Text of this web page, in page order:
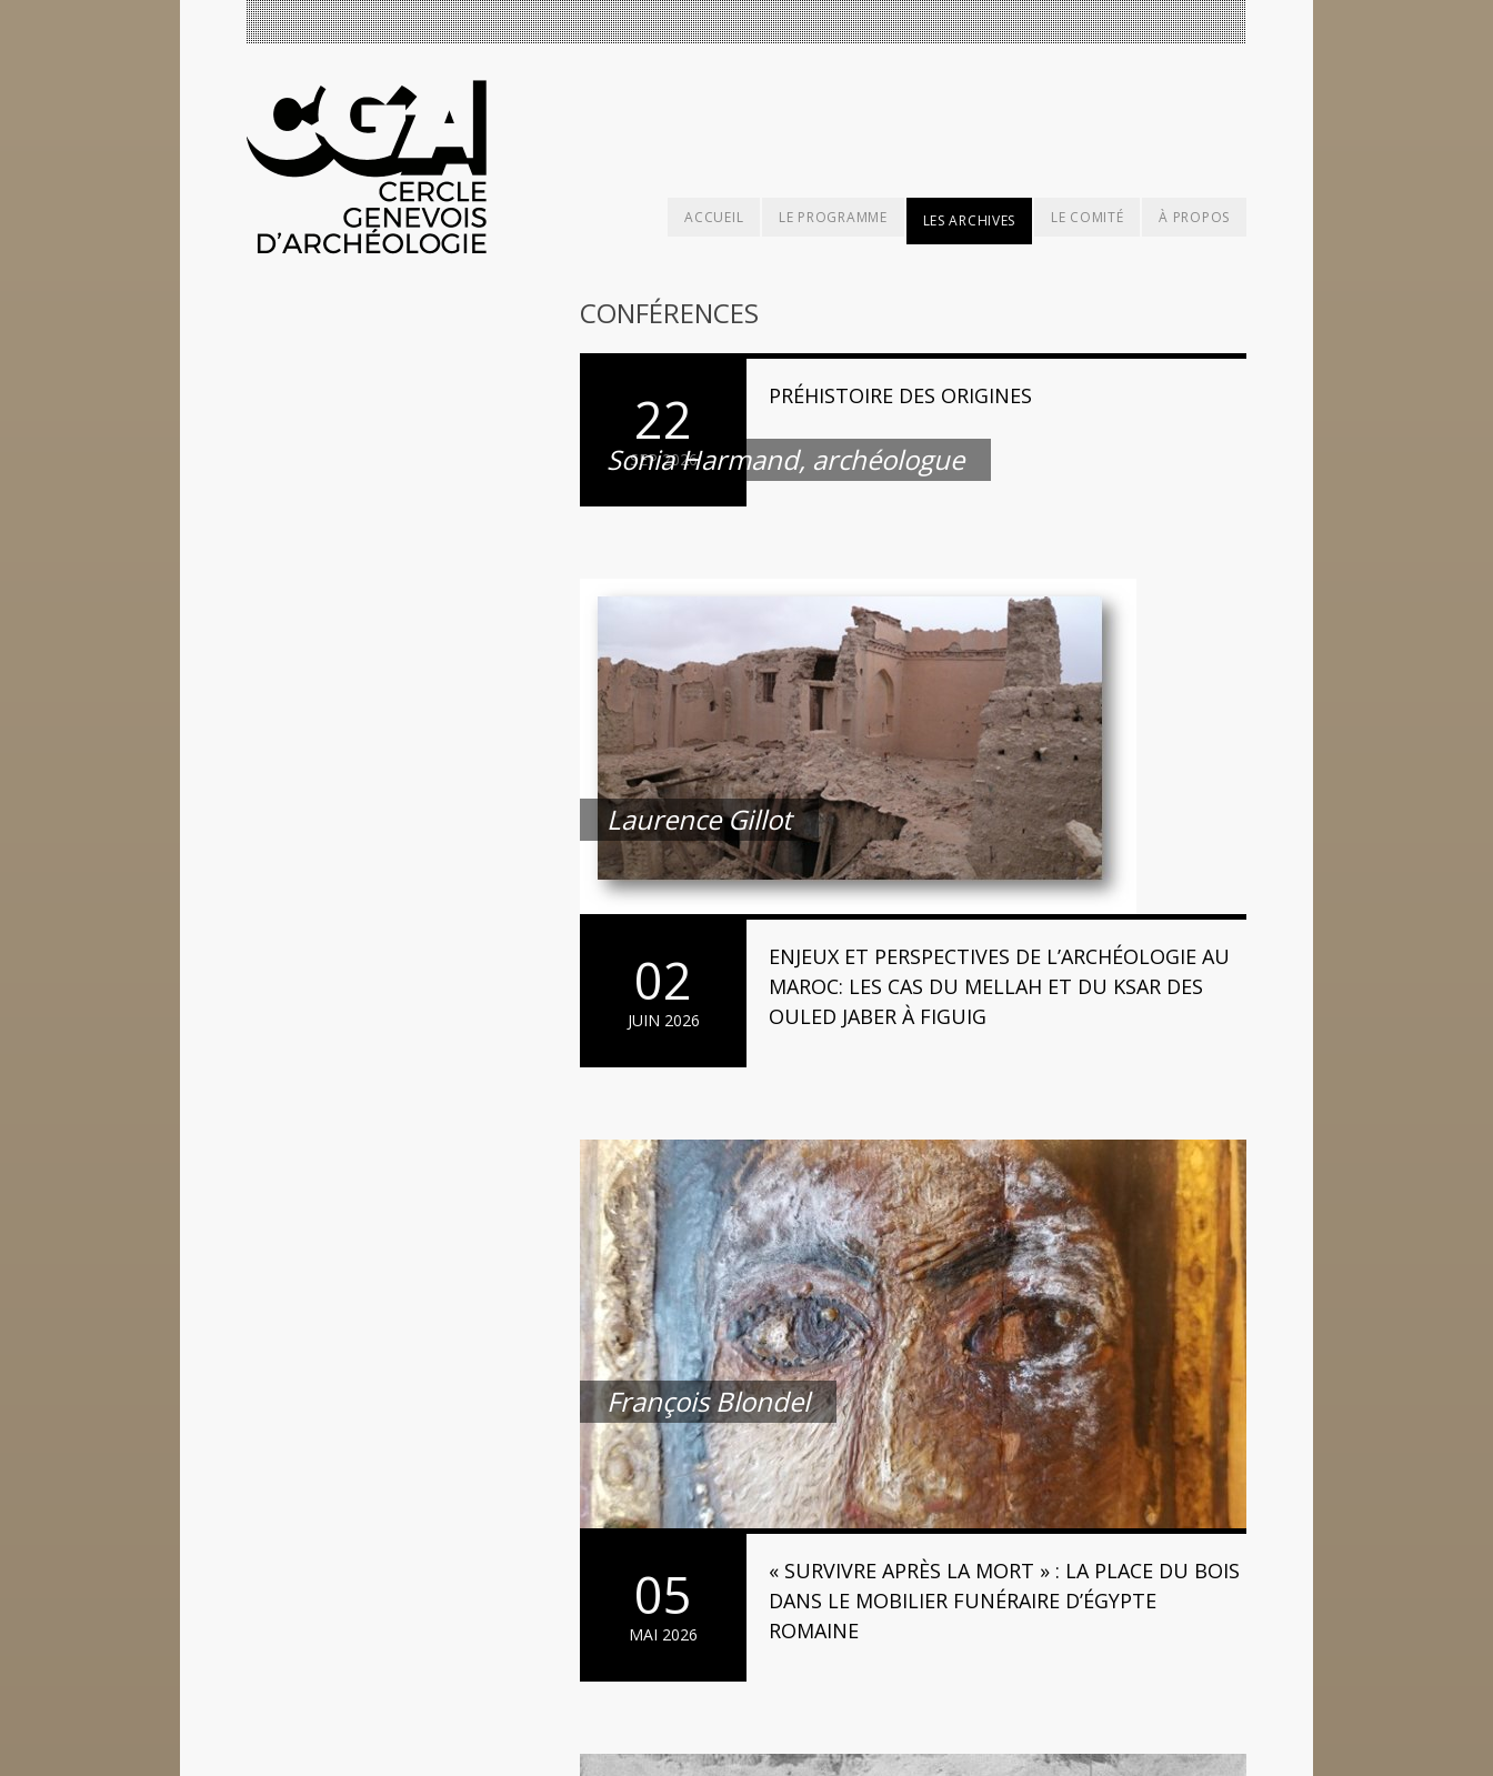
ACCUEIL LE PROGRAMME LES ARCHIVES LE COMITÉ À PROPOS
CONFÉRENCES
22
SEP 2026
PRÉHISTOIRE DES ORIGINES
Sonia Harmand, archéologue
02
JUIN 2026
ENJEUX ET PERSPECTIVES DE L’ARCHÉOLOGIE AU
MAROC: LES CAS DU MELLAH ET DU KSAR DES
OULED JABER À FIGUIG
Laurence Gillot
05
MAI 2026
« SURVIVRE APRÈS LA MORT » : LA PLACE DU BOIS
DANS LE MOBILIER FUNÉRAIRE D’ÉGYPTE
ROMAINE
François Blondel